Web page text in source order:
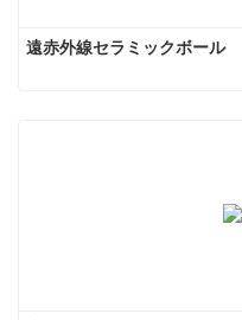
遠赤外線セラミックボール